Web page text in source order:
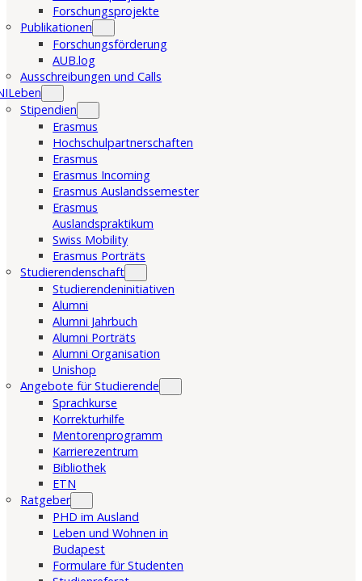
Forschungsprojekte
Publikationen
Forschungsförderung
AUB.log
Ausschreibungen und Calls
Stipendien
Erasmus
Hochschulpartnerschaften
Erasmus
Erasmus Incoming
Erasmus Auslandssemester
Erasmus
Auslandspraktikum
Swiss Mobility
Erasmus Porträts
Studierendenschaft
Studierendeninitiativen
Alumni
Alumni Jahrbuch
Alumni Porträts
Alumni Organisation
Unishop
Angebote für Studierende
Sprachkurse
Korrekturhilfe
Mentorenprogramm
Karrierezentrum
Bibliothek
ETN
Ratgeber
PHD im Ausland
Leben und Wohnen in
Budapest
Formulare für Studenten